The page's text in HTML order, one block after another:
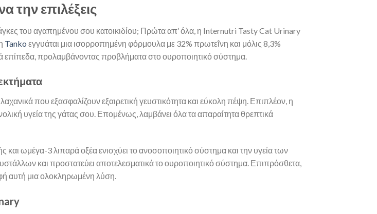
την επιλέξεις
του αγαπημένου σου κατοικιδίου; Πρώτα απ’ όλα, η Internutri Tasty Cat Urinary
Tanko εγγυάται μια ισορροπημένη φόρμουλα με 32% πρωτεΐνη και μόλις 8,3%
προλαμβάνοντας προβλήματα στο ουροποιητικό σύστημα.
που εξασφαλίζουν εξαιρετική γευστικότητα και εύκολη πέψη. Επιπλέον, η
υγεία της γάτας σου. Επομένως, λαμβάνει όλα τα απαραίτητα θρεπτικά
και ωμέγα-3 λιπαρά οξέα ενισχύει το ανοσοποιητικό σύστημα και την υγεία των
και προστατεύει αποτελεσματικά το ουροποιητικό σύστημα. Επιπρόσθετα,
αυτή μια ολοκληρωμένη λύση.